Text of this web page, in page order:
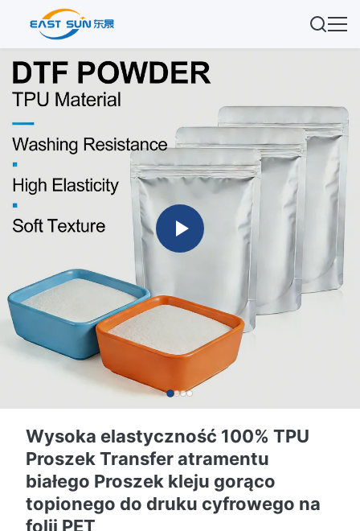
Wysoka elastyczność 100% TPU
Proszek Transfer atramentu
białego Proszek kleju gorąco
topionego do druku cyfrowego na
folii PET